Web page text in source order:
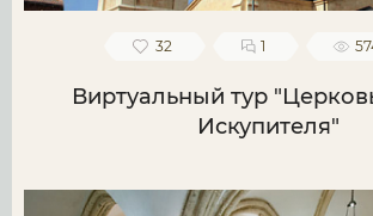
32 1
Виртуальный тур
Искупителя"